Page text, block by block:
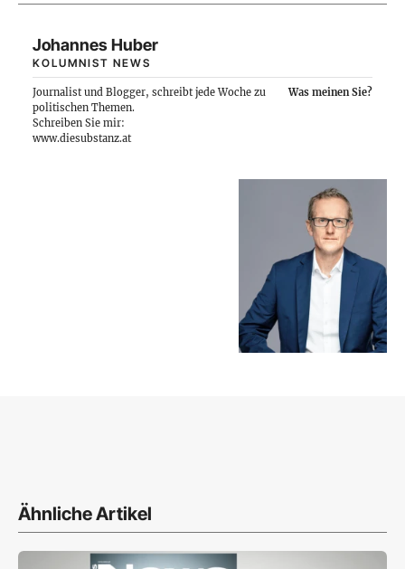
Johannes Huber
KOLUMNIST NEWS
Journalist und Blogger, schreibt jede Woche zu
politischen Themen.
Was meinen Sie?
Schreiben Sie mir:
www.diesubstanz.at
Ähnliche Artikel